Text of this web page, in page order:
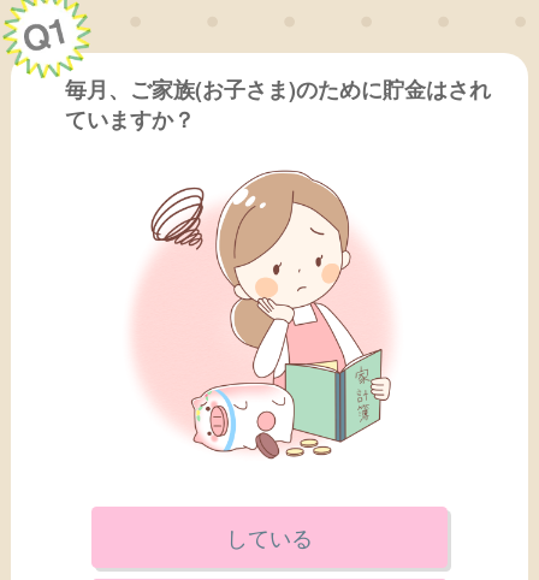
毎月、ご家族(お子さま)のために貯金はされ
ていますか？
している